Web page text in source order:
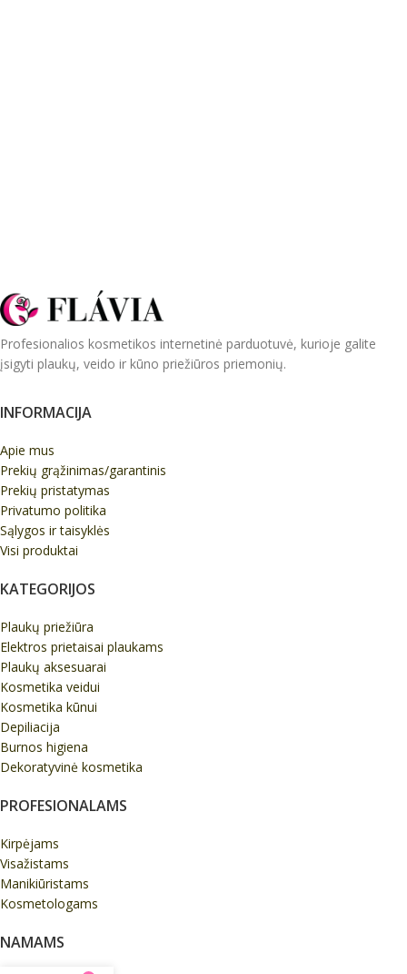
Profesionalios kosmetikos internetinė parduotuvė, kurioje galite
įsigyti plaukų, veido ir kūno priežiūros priemonių.
INFORMACIJA
Apie mus
Prekių grąžinimas/garantinis
Prekių pristatymas
Privatumo politika
Sąlygos ir taisyklės
Visi produktai
KATEGORIJOS
Plaukų priežiūra
Elektros prietaisai plaukams
Plaukų aksesuarai
Kosmetika veidui
Kosmetika kūnui
Depiliacija
Burnos higiena
Dekoratyvinė kosmetika
PROFESIONALAMS
Kirpėjams
Visažistams
Manikiūristams
Kosmetologams
NAMAMS